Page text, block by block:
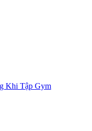
Khi Tập Gym